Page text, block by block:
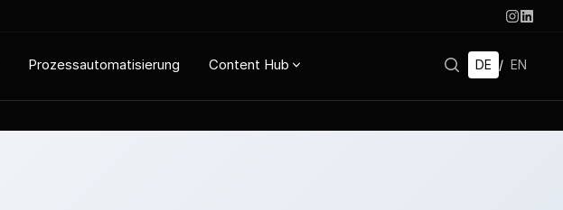
Prozessautomatisierung Content Hub DE / EN